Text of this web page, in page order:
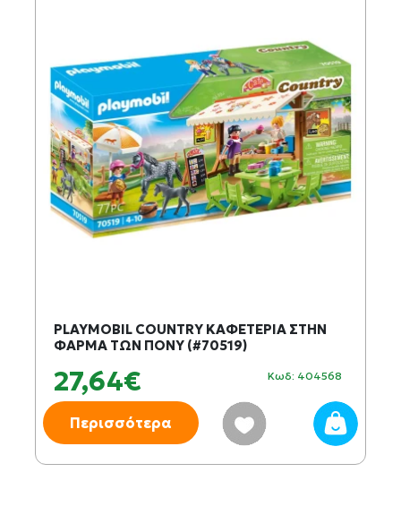
PLAYMOBIL COUNTRY ΚΑΦΕΤΕΡΙΑ ΣΤΗΝ
ΦΑΡΜΑ ΤΩΝ ΠΟΝΥ (#70519)
27,64€ Κωδ: 404568
Περισσότερα